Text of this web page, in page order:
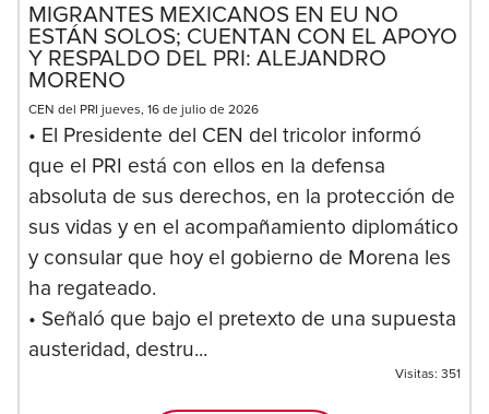
MIGRANTES MEXICANOS EN EU NO
ESTÁN SOLOS; CUENTAN CON EL APOYO
Y RESPALDO DEL PRI: ALEJANDRO
MORENO
CEN del PRI jueves, 16 de julio de 2026
• El Presidente del CEN del tricolor informó
que el PRI está con ellos en la defensa
absoluta de sus derechos, en la protección de
sus vidas y en el acompañamiento diplomático
y consular que hoy el gobierno de Morena les
ha regateado.
• Señaló que bajo el pretexto de una supuesta
austeridad, destru...
Visitas: 351